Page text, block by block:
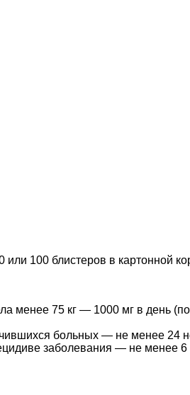
100 блистеров в картонной
менее 75 кг — 1000 мг в день
больных — не менее 24
заболевания — не менее 6